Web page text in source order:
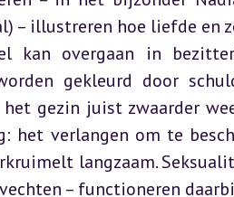
– illustreren hoe liefde en
kan overgaan in
gekleurd door
gezin juist zwaarder
het verlangen om te
langzaam.
– functioneren